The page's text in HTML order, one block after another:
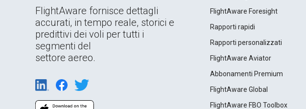
FlightAware fornisce dettagli
accurati, in tempo reale, storici e
predittivi dei voli per tutti i
segmenti del
settore aereo.
FlightAware Foresight
Rapporti rapidi
Rapporti personalizzati
FlightAware Aviator
Abbonamenti Premium
FlightAware Global
FlightAware FBO Toolbox